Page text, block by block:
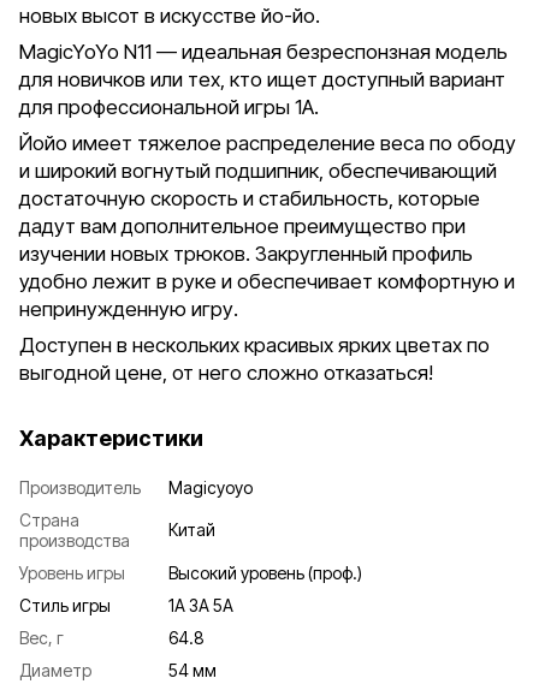
новых высот в искусстве йо-йо.
MagicYoYo N11 — идеальная безреспонзная модель
для новичков или тех, кто ищет доступный вариант
для профессиональной игры 1А.
Йойо имеет тяжелое распределение веса по ободу
и широкий вогнутый подшипник, обеспечивающий
достаточную скорость и стабильность, которые
дадут вам дополнительное преимущество при
изучении новых трюков. Закругленный профиль
удобно лежит в руке и обеспечивает комфортную и
непринужденную игру.
Доступен в нескольких красивых ярких цветах по
выгодной цене, от него сложно отказаться!
Характеристики
Производитель
Magicyoyo
Страна
производства
Китай
Уровень игры
Высокий уровень (проф.)
Стиль игры
1A 3A 5A
Вес, г
64.8
Диаметр
54 мм